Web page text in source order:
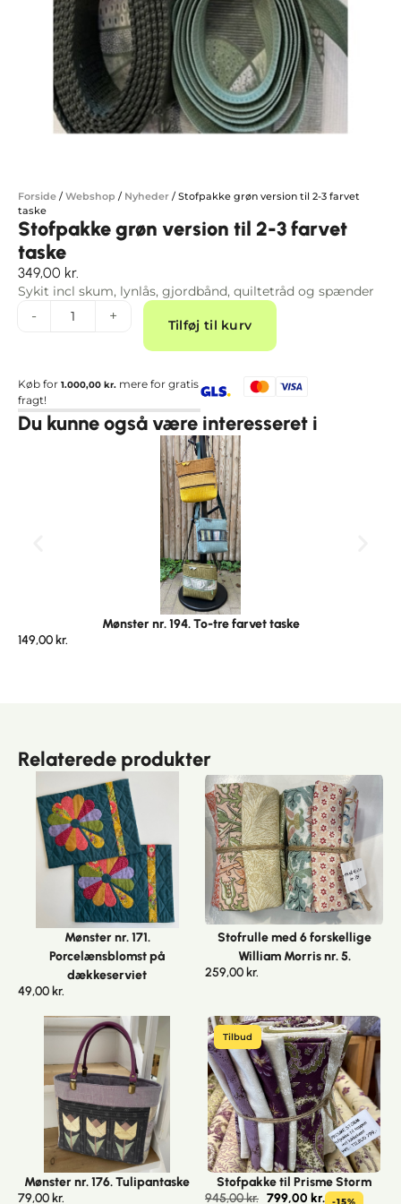
Forside / Webshop / Nyheder / Stofpakke grøn version til 2-3 farvet
taske
Stofpakke grøn version til 2-3 farvet
taske
349,00 kr.
Sykit incl skum, lynlås, gjordbånd, quiltetråd og spænder
- +
Tilføj til kurv
Køb for 1.000,00 kr. mere for gratis
fragt!
Du kunne også være interesseret i
Mønster nr. 194. To-tre farvet taske
149,00 kr.
Relaterede produkter
Mønster nr. 171.
Porcelænsblomst på
dækkeserviet
49,00 kr.
Stofrulle med 6 forskellige
William Morris nr. 5.
259,00 kr.
Mønster nr. 176. Tulipantaske
79,00 kr.
Tilbud
Stofpakke til Prisme Storm
945,00kr. 799,00 kr.